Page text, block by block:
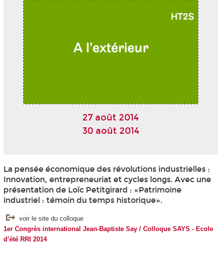
27 août 2014
30 août 2014
La pensée économique des révolutions industrielles :
Innovation, entrepreneuriat et cycles longs. Avec une
présentation de Loïc Petitgirard : «Patrimoine
industriel : témoin du temps historique».
voir le site du colloque
1er Congrès international Jean-Baptiste Say / Colloque SAYS - Ecole
d’été RRI 2014